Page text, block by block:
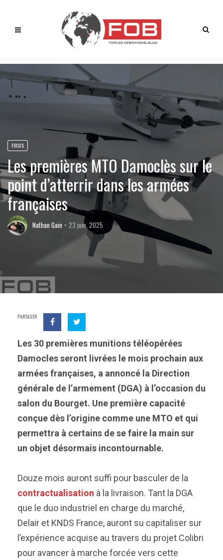
FOCUS
Les premières MTO Damoclès sur le
point d’atterrir dans les armées
françaises
Nathan Gain 23 juin, 2025
PARTAGER
Les 30 premières munitions téléopérées
Damocles seront livrées le mois prochain aux
armées françaises, a annoncé la Direction
générale de l’armement (DGA) à l’occasion du
salon du Bourget. Une première capacité
conçue dès l’origine comme une MTO et qui
permettra à certains de se faire la main sur
un objet désormais incontournable.
Douze mois auront suffi pour basculer de la
contractualisation à la livraison. Tant la DGA
que le duo industriel en charge du marché,
Delair et KNDS France, auront su capitaliser sur
l’expérience acquise au travers du projet Colibri
pour avancer à marche forcée vers cette